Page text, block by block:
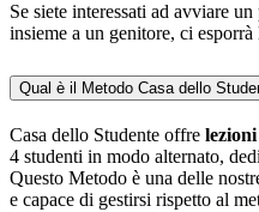
Se siete interessati ad avviare
insieme a un genitore, ci
Qual è il Metodo Casa dello
Casa dello Studente offre
4 studenti in modo alternato,
Questo Metodo è una delle
e capace di gestirsi rispetto al